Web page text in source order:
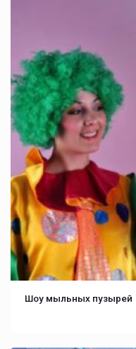
Шоу мыльных пузырей